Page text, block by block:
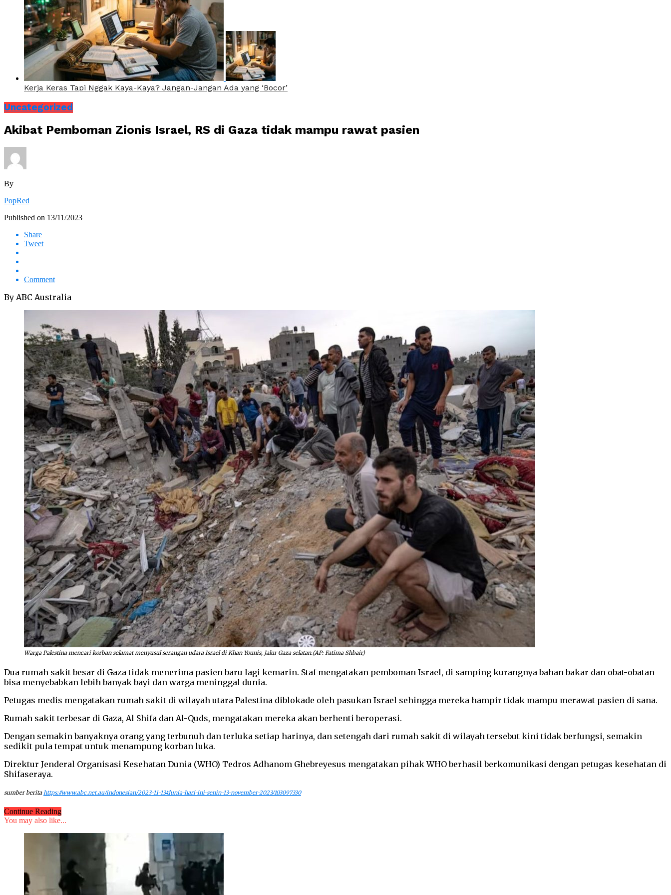
Kerja Keras Tapi Nggak Kaya-Kaya? Jangan-Jangan Ada yang ‘Bocor’
Uncategorized
Akibat Pemboman Zionis Israel, RS di Gaza tidak mampu rawat pasien
By
PopRed
Published on 13/11/2023
Share
Tweet
Comment
By ABC Australia
Warga Palestina mencari korban selamat menyusul serangan udara Israel di Khan Younis, Jalur Gaza selatan.(AP: Fatima Shbair)
Dua rumah sakit besar di Gaza tidak menerima pasien baru lagi kemarin. Staf mengatakan pemboman Israel, di samping kurangnya bahan bakar dan obat-obatan
bisa menyebabkan lebih banyak bayi dan warga meninggal dunia.
Petugas medis mengatakan rumah sakit di wilayah utara Palestina diblokade oleh pasukan Israel sehingga mereka hampir tidak mampu merawat pasien di sana.
Rumah sakit terbesar di Gaza, Al Shifa dan Al-Quds, mengatakan mereka akan berhenti beroperasi.
Dengan semakin banyaknya orang yang terbunuh dan terluka setiap harinya, dan setengah dari rumah sakit di wilayah tersebut kini tidak berfungsi, semakin
sedikit pula tempat untuk menampung korban luka.
Direktur Jenderal Organisasi Kesehatan Dunia (WHO) Tedros Adhanom Ghebreyesus mengatakan pihak WHO berhasil berkomunikasi dengan petugas kesehatan di
Shifaseraya.
sumber beritahttps://www.abc.net.au/indonesian/2023-11-13/dunia-hari-ini-senin-13-november-2023/103097330
Continue Reading
You may also like...